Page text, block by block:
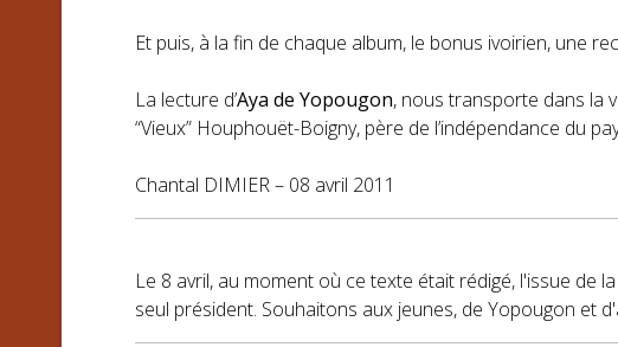
Et puis, à la fin de chaque album, le bonus ivoirien, une
La lecture d’Aya de Yopougon, nous transporte dans la
“Vieux” Houphouët-Boigny, père de l’indépendance du
Chantal DIMIER – 08 avril 2011
Le 8 avril, au moment où ce texte était rédigé, l'issue de
seul président. Souhaitons aux jeunes, de Yopougon et